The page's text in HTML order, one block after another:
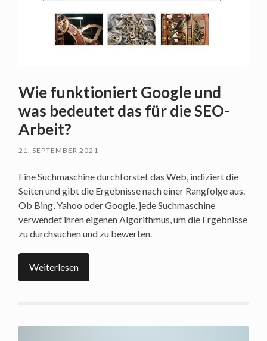
Wie funktioniert Google und
was bedeutet das für die SEO-
Arbeit?
21. SEPTEMBER 2021
Eine Suchmaschine durchforstet das Web, indiziert die
Seiten und gibt die Ergebnisse nach einer Rangfolge aus.
Ob Bing, Yahoo oder Google, jede Suchmaschine
verwendet ihren eigenen Algorithmus, um die Ergebnisse
zu durchsuchen und zu bewerten.
Weiterlesen